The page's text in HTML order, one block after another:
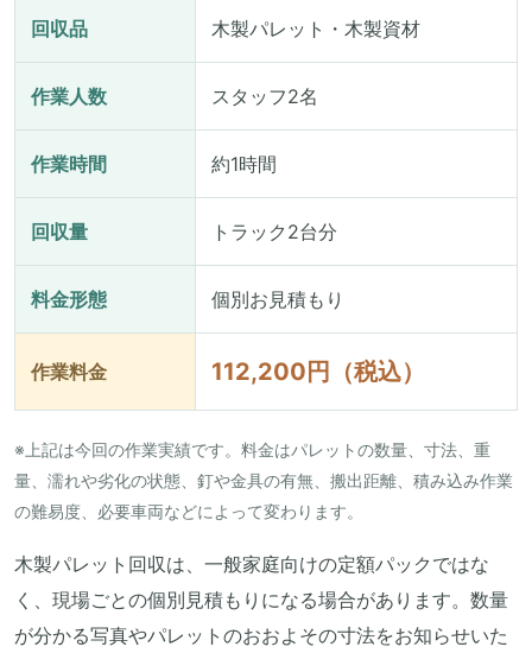
回収品 木製パレット・木製資材
作業人数 スタッフ2名
作業時間 約1時間
回収量 トラック2台分
料金形態 個別お見積もり
作業料金 112,200円（税込）
※上記は今回の作業実績です。料金はパレットの数量、寸法、重
量、濡れや劣化の状態、釘や金具の有無、搬出距離、積み込み作業
の難易度、必要車両などによって変わります。
木製パレット回収は、一般家庭向けの定額パックではな
く、現場ごとの個別見積もりになる場合があります。数量
が分かる写真やパレットのおおよその寸法をお知らせいた